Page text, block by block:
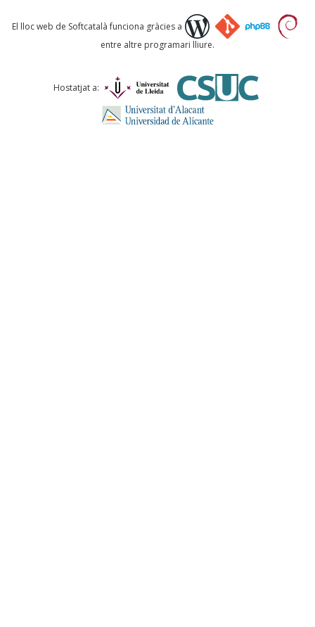
Què proposeu?
Comentari *
El lloc web de Softcatalà funciona gràcies a
entre altre programari lliure.
Hostatjat a: